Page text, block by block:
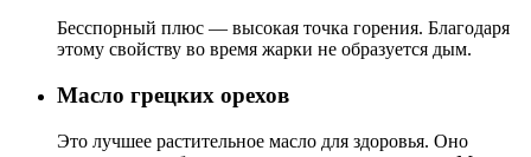
Бесспорный плюс — высокая точка горения. Благодаря
этому свойству во время жарки не образуется дым.
Масло грецких орехов
Это лучшее растительное масло для здоровья. Оно